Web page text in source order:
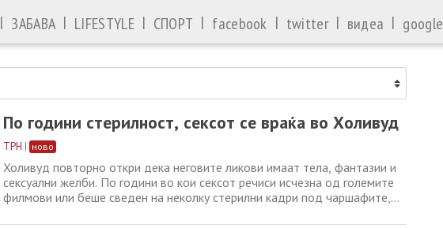
| ЗАБАВА | LIFESTYLE | СПОРТ | facebook | twitter | видеа | google
По години стерилност, сексот се враќа во Холивуд
ТРН | ново
Холивуд повторно откри дека неговите ликови имаат тела, фантазии и
сексуални желби. По години во кои сексот речиси исчезна од големите
филмови или беше сведен на неколку стерилни кадри под чаршафите,